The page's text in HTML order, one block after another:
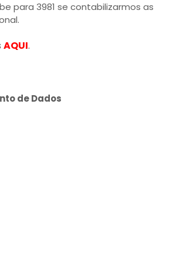
para 3981 se contabilizarmos as
AQUI.
de Dados